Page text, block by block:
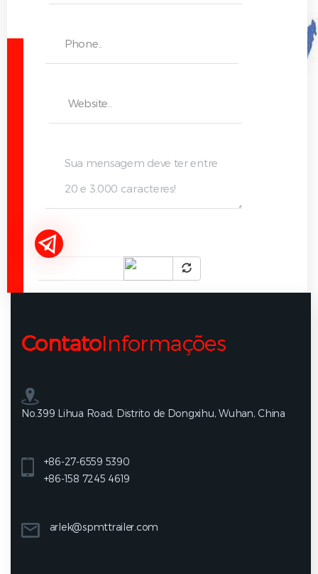
ContatoInformações
No.399 Lihua Road, Distrito de Dongxihu, Wuhan, China
+86-27-6559 5390
+86-158 7245 4619
arlek@spmttrailer.com